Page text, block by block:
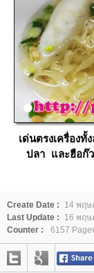
เด่นตรงเครื่อง
ปลา และฮือก๊
Create Date :
14 พฤ
Last Update :
16 พฤษ
Counter :
6157